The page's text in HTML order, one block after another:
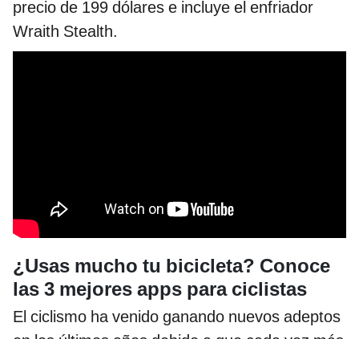
precio de 199 dólares e incluye el enfriador
Wraith Stealth.
¿Usas mucho tu bicicleta? Conoce
las 3 mejores apps para ciclistas
El ciclismo ha venido ganando nuevos adeptos